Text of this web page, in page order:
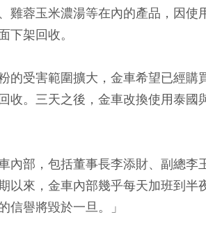
雞蓉玉米濃湯等在內的產品，因使
下架回收。
的受害範圍擴大，金車希望已經購
收。三天之後，金車改換使用泰國
內部，包括董事長李添財、副總李
以來，金車內部幾乎每天加班到半
信譽將毀於一旦。」